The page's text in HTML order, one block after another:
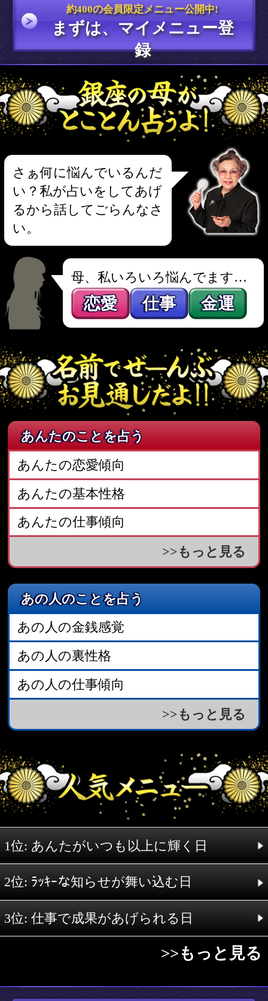
1位: あんたがいつも以上に輝く日
2位: ﾗｯｷｰな知らせが舞い込む日
3位: 仕事で成果があげられる日
>>もっと見る
約400の会員限定メニュー公開中!
まずは、マイメニュー登
母式 あんたの姓名判断鑑定書
母式 あの人の姓名判断鑑定書
1位 【結婚｢瀬戸際｣鑑定】読まなきゃ一
生独身!?あんたが出逢う生涯の伴侶
2位 【あの人を骨の髄まで鑑定】決して
気付かない｢ひた隠しにしている本心｣
と｢この恋がたどり着く結末｣
3位 諦めるのはまだ早いよ!!切ないこの
恋に訪れる驚くべき好機と最終的に迎え
あと で
異性を引き付ける日
がくるよ!!
◆あの人とあんたの距離が縮まる日
◆臨時収入に恵まれる日
>>もっと見る